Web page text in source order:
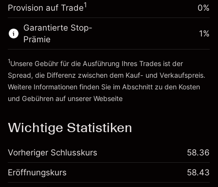
Zur Plattform
Positionsgröße mit Hebelwirkung
~$5,000.00
Geld aus Hebelwirkung ~
Zur Plattform
Provision auf Trade1 0%
Garantierte Stop-
Prämie
1%
1Unsere Gebühr für die Ausführung Ihres Trades ist der
Spread, die Differenz zwischen dem Kauf- und Verkaufspreis.
Weitere Informationen finden Sie im Abschnitt zu den Kosten
und Gebühren auf unserer Webseite
Wichtige Statistiken
Vorheriger Schlusskurs 58.36
Eröffnungskurs 58.43